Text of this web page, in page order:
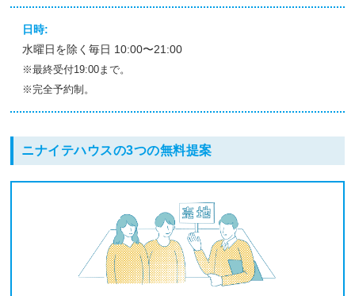
日時:
水曜日を除く毎日 10:00〜21:00
※最終受付19:00まで。
※完全予約制。
ニナイテハウスの3つの無料提案